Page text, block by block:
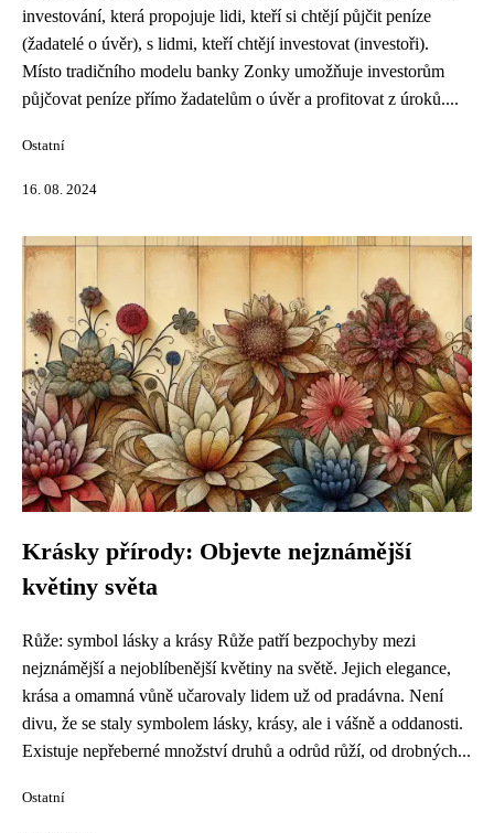
investování, která propojuje lidi, kteří si chtějí půjčit peníze
(žadatelé o úvěr), s lidmi, kteří chtějí investovat (investoři).
Místo tradičního modelu banky Zonky umožňuje investorům
půjčovat peníze přímo žadatelům o úvěr a profitovat z úroků....
Ostatní
16. 08. 2024
Krásky přírody: Objevte nejznámější
květiny světa
Růže: symbol lásky a krásy Růže patří bezpochyby mezi
nejznámější a nejoblíbenější květiny na světě. Jejich elegance,
krása a omamná vůně učarovaly lidem už od pradávna. Není
divu, že se staly symbolem lásky, krásy, ale i vášně a oddanosti.
Existuje nepřeberné množství druhů a odrůd růží, od drobných...
Ostatní